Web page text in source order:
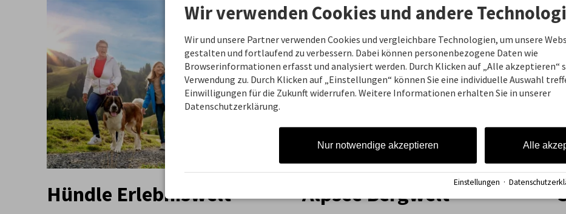
Hündle Erlebniswelt Alpsee Bergwelt
Wir verwenden Cookies und andere
Wir und unsere Partner verwenden Cookies und vergleichbare Technologien, um unsere
gestalten und fortlaufend zu verbessern. Dabei können personenbezogene Daten wie
Browserinformationen erfasst und analysiert werden. Durch Klicken auf „Alle akzeptieren“
Verwendung zu. Durch Klicken auf „Einstellungen“ können Sie eine individuelle Auswahl
Einwilligungen für die Zukunft widerrufen. Weitere Informationen erhalten Sie in unserer
Datenschutzerklärung.
Alle
Nur notwendige akzeptieren
Einstellungen ·